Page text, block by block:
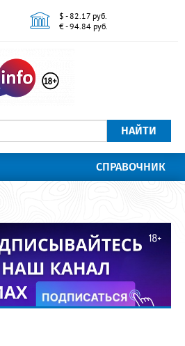
$ - 82.17 руб.
€ - 94.84 руб.
НАЙТИ
СПРАВОЧНИК